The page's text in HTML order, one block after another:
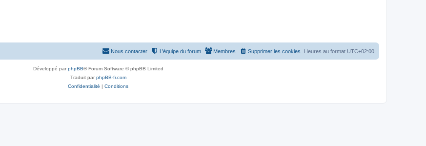
Heures au format UTC+02:00
Supprimer les cookies
Membres
L’équipe du forum
Nous contacter
Développé parphpBB® Forum Software © phpBB Limited
Traduit parphpBB-fr.com
Confidentialité | Conditions